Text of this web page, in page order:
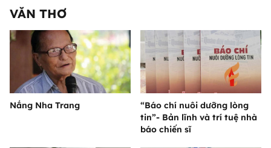
VĂN THƠ
Nắng Nha Trang
“Báo chí nuôi dưỡng lòng
tin”- Bản lĩnh và trí tuệ nhà
báo chiến sĩ